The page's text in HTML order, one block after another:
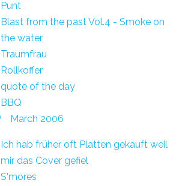
Punt
Blast from the past Vol.4 - Smoke on
the water
Traumfrau
Rollkoffer
quote of the day
BBQ
March 2006
Ich hab früher oft Platten gekauft weil
mir das Cover gefiel
S'mores